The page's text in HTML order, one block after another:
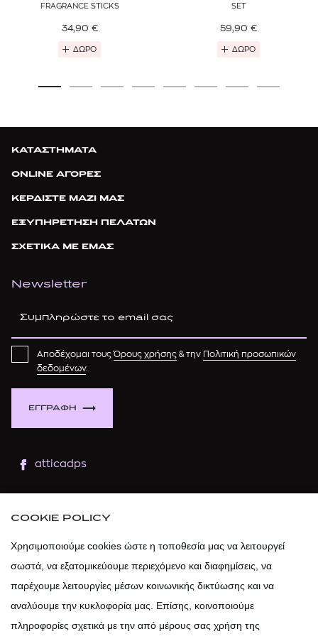
FRAGRANCE STICKS
34,90 €
ΔΩΡΟ
SET
59,90 €
ΔΩΡΟ
ΚΑΤΑΣΤΗΜΑΤΑ
ONLINE ΑΓΟΡΕΣ
ΚΕΡΔΙΣΤΕ ΜΑΖΙ ΜΑΣ
ΕΞΥΠΗΡΕΤΗΣΗ ΠΕΛΑΤΩΝ
ΣΧΕΤΙΚΑ ΜΕ ΕΜΑΣ
Newsletter
ΕΓΓΡΑΦΗ
Αποδέχομαι τουςΌρους χρήσης & την
Πολιτική προσωπικών
δεδομένων.
atticadps
atticadps
COOKIE POLICY
Χρησιμοποιούμε cookies ώστε η τοποθεσία μας να λειτουργεί
σωστά, να εξατομικεύουμε περιεχόμενο και διαφημίσεις, να
παρέχουμε λειτουργίες μέσων κοινωνικής δικτύωσης και να
αναλύουμε την κυκλοφορία μας. Επίσης, κοινοποιούμε
πληροφορίες σχετικά με την από μέρους σας χρήση της